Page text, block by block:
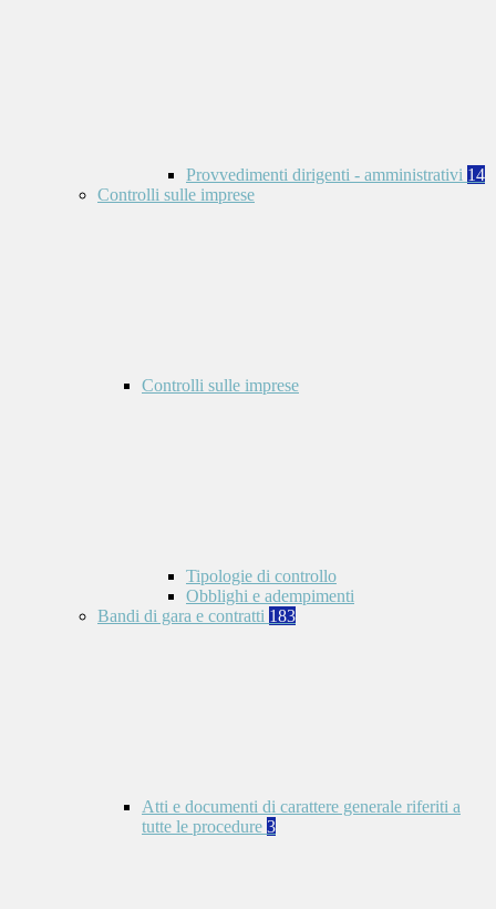
Provvedimenti dirigenti - amministrativi 14
Controlli sulle imprese
Controlli sulle imprese
Tipologie di controllo
Obblighi e adempimenti
Bandi di gara e contratti 183
Atti e documenti di carattere generale riferiti a
tutte le procedure 3